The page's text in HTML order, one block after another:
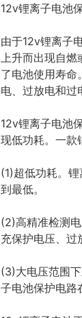
12v锂离子电池
由于12v锂离子
上升而出现自
了电池使用寿命
电、过放电和过
12v锂离子电池
现低功耗。一款
(1)超低功耗。
到最低。
(2)高精准检测
充保护电压、过
(3)大电压范围
子电池保护电路